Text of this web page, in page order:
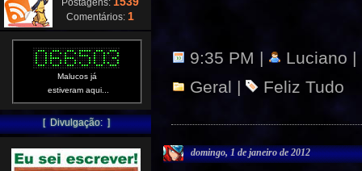
9:35 PM |
Luciano |
Geral | Feliz Tudo
domingo, 1 de janeiro de 2012
Postagens:
Comentários: 1
Malucos já
estiveram aqui...
[ Divulgação: ]